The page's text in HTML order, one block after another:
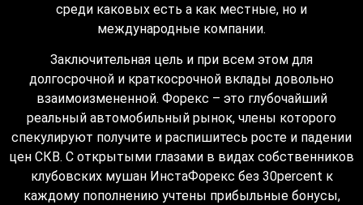
среди каковых есть а как местные, но и
международные компании.
Заключительная цель и при всем этом для
долгосрочной и краткосрочной вклады довольно
взаимоизмененной. Форекс – это глубочайший
реальный автомобильный рынок, члены которого
спекулируют получите и распишитесь росте и падении
цен СКВ. С открытыми глазами в видах собственников
клубовских мушан ИнстаФорекс без 30percent к
каждому пополнению учтены прибыльные бонусы,